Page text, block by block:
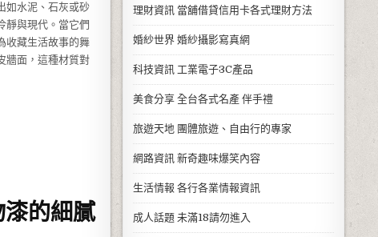
如水泥、石灰或砂
靜與現代。當它們
收藏生活故事的舞
牆面，這種材質對
的細膩
理財資訊當舖借貸信用卡各式理財方法
婚紗世界婚紗攝影寫真網
科技資訊工業電子3C產品
美食分享全台各式名產 伴手禮
旅遊天地團體旅遊、自由行的專家
網路資訊新奇趣味爆笑內容
生活情報 各行各業情報資訊
成人話題未滿18請勿進入